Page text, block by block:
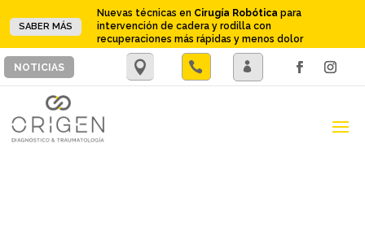
SABER MÁS
Nuevas técnicas en Cirugía Robótica para
intervención de cadera y rodilla con
recuperaciones más rápidas y menos dolor
NOTICIAS 